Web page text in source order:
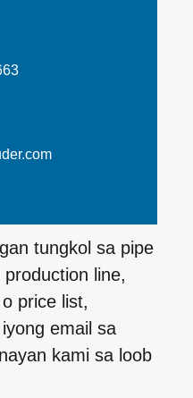
tungkol sa pipe
line,
price list,
email sa
kami sa loob